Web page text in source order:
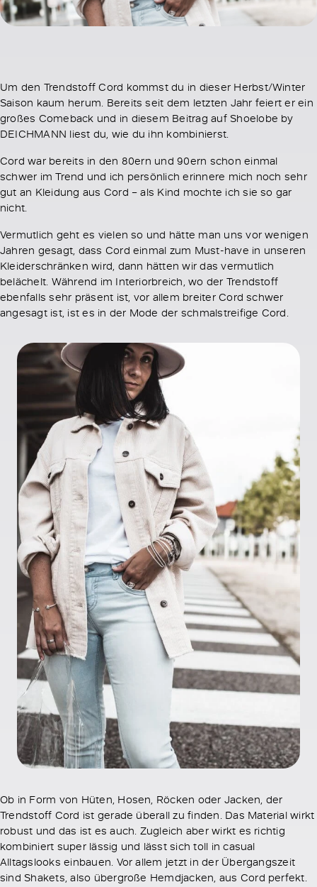
Um den Trendstoff Cord kommst du in dieser Herbst/Winter
Saison kaum herum. Bereits seit dem letzten Jahr feiert er ein
großes Comeback und in diesem Beitrag auf Shoelobe by
DEICHMANN liest du, wie du ihn kombinierst.
Cord war bereits in den 80ern und 90ern schon einmal
schwer im Trend und ich persönlich erinnere mich noch sehr
gut an Kleidung aus Cord – als Kind mochte ich sie so gar
nicht.
Vermutlich geht es vielen so und hätte man uns vor wenigen
Jahren gesagt, dass Cord einmal zum Must-have in unseren
Kleiderschränken wird, dann hätten wir das vermutlich
belächelt. Während im Interiorbreich, wo der Trendstoff
ebenfalls sehr präsent ist, vor allem breiter Cord schwer
angesagt ist, ist es in der Mode der schmalstreifige Cord.
Ob in Form von Hüten, Hosen, Röcken oder Jacken, der
Trendstoff Cord ist gerade überall zu finden. Das Material wirkt
robust und das ist es auch. Zugleich aber wirkt es richtig
kombiniert super lässig und lässt sich toll in casual
Alltagslooks einbauen. Vor allem jetzt in der Übergangszeit
sind Shakets, also übergroße Hemdjacken, aus Cord perfekt.